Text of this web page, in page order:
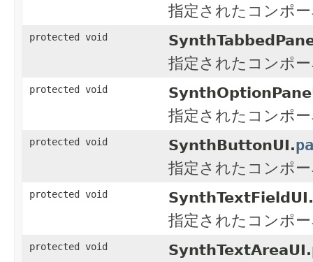
指定されたコンポ
protected void
指定されたコンポ
protected void
指定されたコンポ
protected void SynthButtonUI.
指定されたコンポ
protected void SynthTextFieldUI.
指定されたコンポ
protected void SynthTextAreaUI.